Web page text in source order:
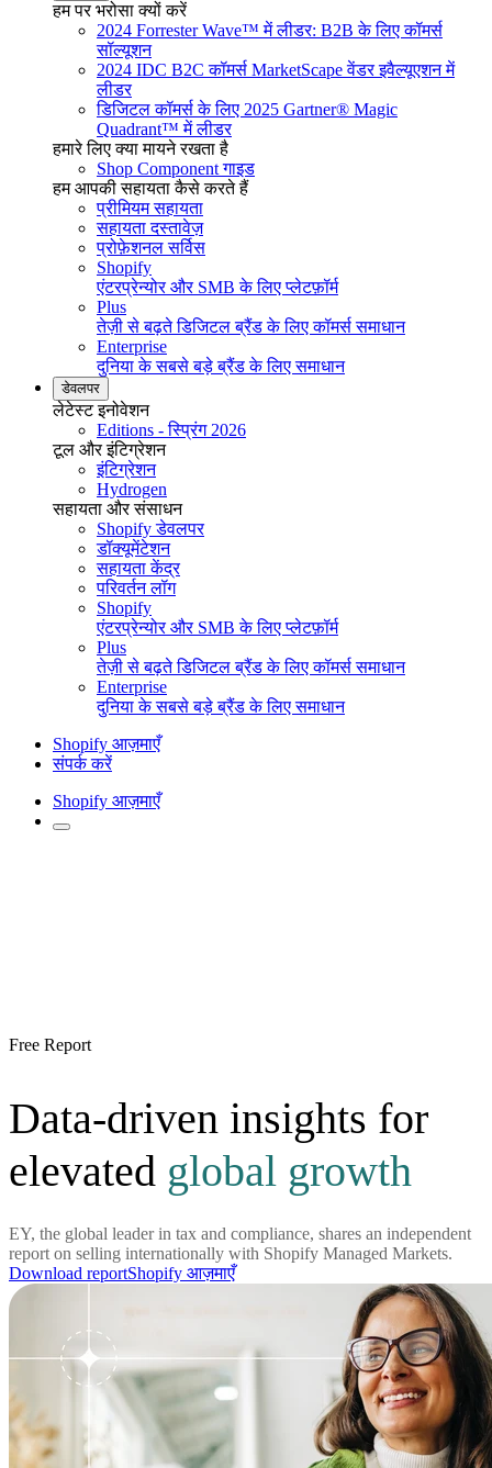
हम पर भरोसा क्यों करें
2024 Forrester Wave™ में लीडर: B2B के लिए कॉमर्स
सॉल्यूशन
2024 IDC B2C कॉमर्स MarketScape वेंडर इवैल्यूएशन में
लीडर
डिजिटल कॉमर्स के लिए 2025 Gartner® Magic
Quadrant™ में लीडर
हमारे लिए क्या मायने रखता है
Shop Component गाइड
हम आपकी सहायता कैसे करते हैं
प्रीमियम सहायता
सहायता दस्तावेज़
प्रोफ़ेशनल सर्विस
Shopify
एंटरप्रेन्योर और SMB के लिए प्लेटफ़ॉर्म
Plus
तेज़ी से बढ़ते डिजिटल ब्रैंड के लिए कॉमर्स समाधान
Enterprise
दुनिया के सबसे बड़े ब्रैंड के लिए समाधान
डेवलपर
लेटेस्ट इनोवेशन
Editions - स्प्रिंग 2026
टूल और इंटिग्रेशन
इंटिग्रेशन
Hydrogen
सहायता और संसाधन
Shopify डेवलपर
डॉक्यूमेंटेशन
सहायता केंद्र
परिवर्तन लॉग
Shopify
एंटरप्रेन्योर और SMB के लिए प्लेटफ़ॉर्म
Plus
तेज़ी से बढ़ते डिजिटल ब्रैंड के लिए कॉमर्स समाधान
Enterprise
दुनिया के सबसे बड़े ब्रैंड के लिए समाधान
Shopify आज़माएँ
संपर्क करें
Shopify आज़माएँ
Free Report
Data-driven insights for
elevated global growth
EY, the global leader in tax and compliance, shares an independent
report on selling internationally with Shopify Managed Markets.
Download reportShopify आज़माएँ